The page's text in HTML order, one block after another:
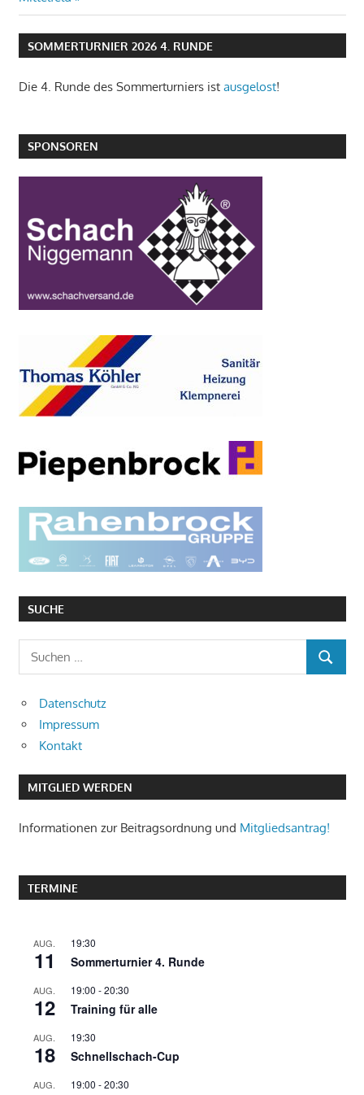
SOMMERTURNIER 2026 4. RUNDE
Die 4. Runde des Sommerturniers ist ausgelost!
SPONSOREN
SUCHE
Suchen
nach:
SUCHEN
Datenschutz
Impressum
Kontakt
MITGLIED WERDEN
Informationen zur Beitragsordnung und Mitgliedsantrag!
TERMINE
AUG.
11
19:30
Sommerturnier 4. Runde
AUG.
12
19:00 -20:30
Training für alle
AUG.
18
19:30
Schnellschach-Cup
AUG. 19:00 -20:30